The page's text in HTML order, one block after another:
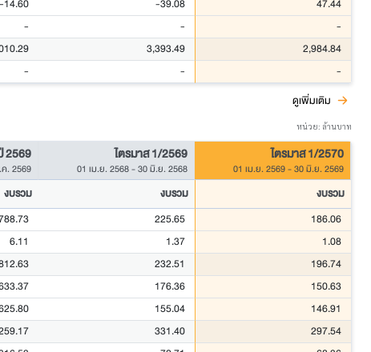
-14.60 -39.08 47.44
- - -
3,393.49 2,984.84
- -
-
ดูเพิ่มเติม
หน่วย: ล้านบาท
2569
. 2569
ไตรมาส 1/2569
01 เม.ย. 2568-30 มิ.ย. 2568
ไตรมาส 1/2570
01 เม.ย. 2569-30 มิ.ย. 2569
งบรวม งบรวม งบรวม
225.65 186.06
6.11 1.37 1.08
232.51 196.74
176.36 150.63
155.04 146.91
331.40 297.54